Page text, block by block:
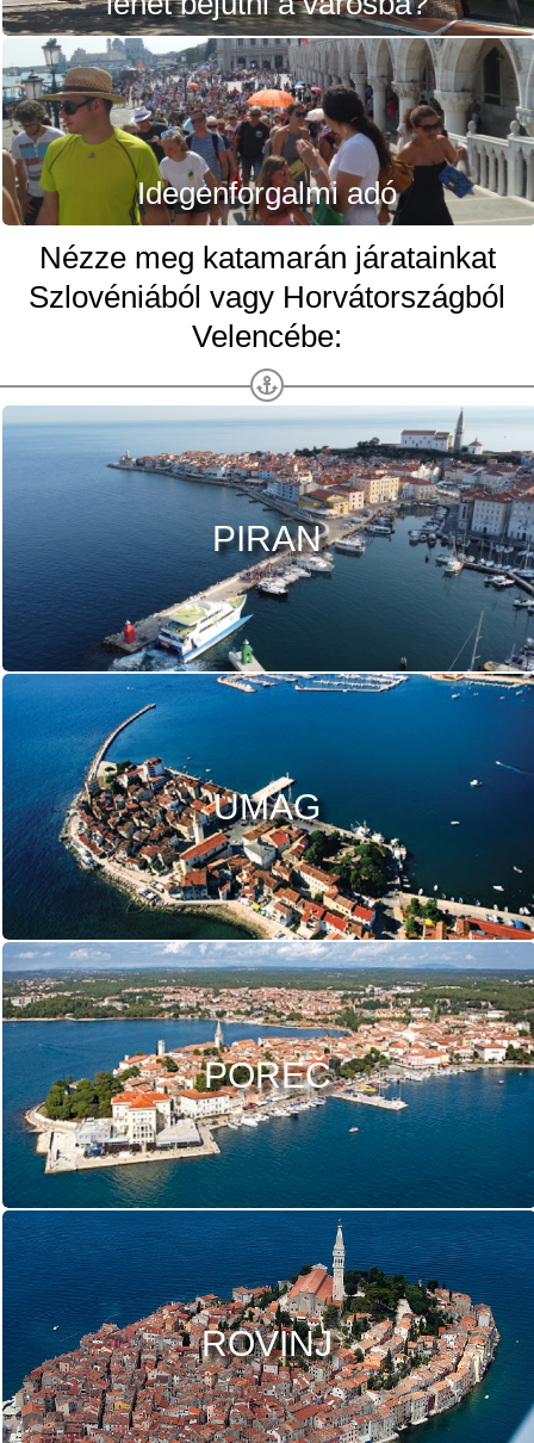
Idegenforgalmi adó
Nézze meg katamarán járatainkat
Szlovéniából vagy Horvátországból
Velencébe:
PIRAN
UMAG
POREČ
ROVINJ